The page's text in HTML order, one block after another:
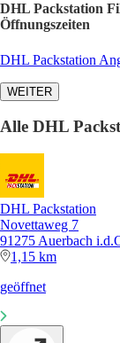
DHL Packstation
Öffnungszeiten
DHL Packstation
WEITER
Alle DHL
DHL Packstation
Novettaweg 7
91275 Auerbach
1,15 km
geöffnet